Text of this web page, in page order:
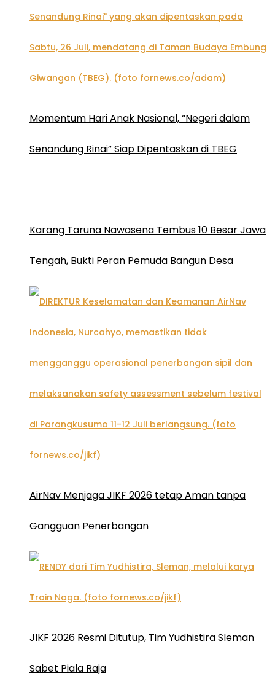
Momentum Hari Anak Nasional, “Negeri dalam
Senandung Rinai” Siap Dipentaskan di TBEG
Karang Taruna Nawasena Tembus 10 Besar Jawa
Tengah, Bukti Peran Pemuda Bangun Desa
AirNav Menjaga JIKF 2026 tetap Aman tanpa
Gangguan Penerbangan
JIKF 2026 Resmi Ditutup, Tim Yudhistira Sleman
Sabet Piala Raja